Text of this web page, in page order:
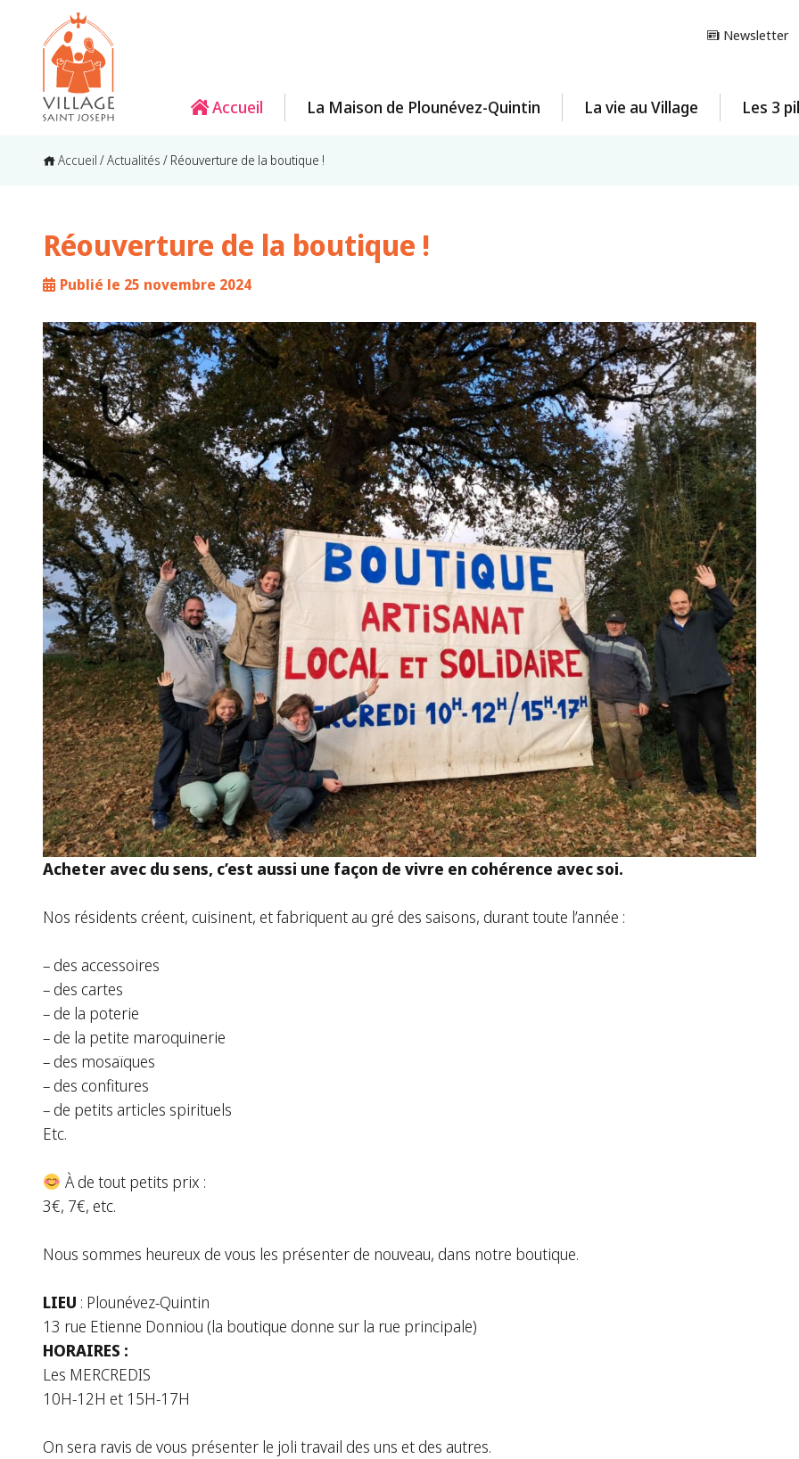
Newsletter
Accueil La Maison de Plounévez-Quintin La vie au Village Les 3
Accueil /Actualités / Réouverture de la boutique !
Réouverture de la boutique !
Publié le 25 novembre 2024
Acheter avec du sens, c’est aussi une façon de vivre en cohérence avec soi.
Nos résidents créent, cuisinent, et fabriquent au gré des saisons, durant toute l’année :
– des accessoires
– des cartes
– de la poterie
– de la petite maroquinerie
– des mosaïques
– des confitures
– de petits articles spirituels
Etc.
À de tout petits prix :
3€, 7€, etc.
Nous sommes heureux de vous les présenter de nouveau, dans notre boutique.
LIEU : Plounévez-Quintin
13 rue Etienne Donniou (la boutique donne sur la rue principale)
HORAIRES :
Les MERCREDIS
10H-12H et 15H-17H
On sera ravis de vous présenter le joli travail des uns et des autres.